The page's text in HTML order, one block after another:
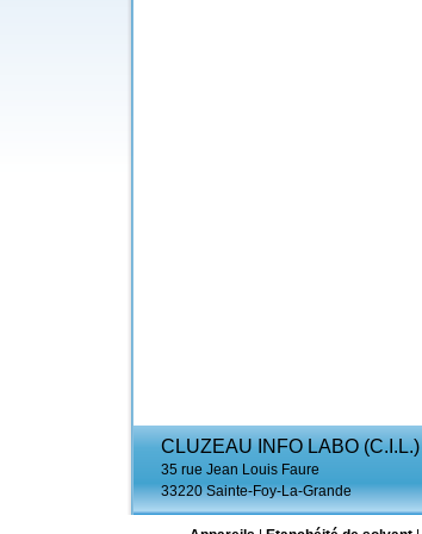
CLUZEAU INFO LABO (C.I.L.)
35 rue Jean Louis Faure
33220 Sainte-Foy-La-Grande